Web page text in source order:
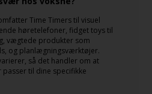
Time Timers til visuel
høretelefoner, fidget toys til
vægtede produkter som
og planlægningsværktøjer.
så det handler om at
til dine specifikke